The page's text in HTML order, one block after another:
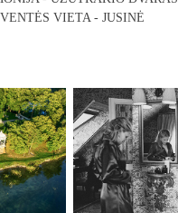
VIETA - JUSINĖ